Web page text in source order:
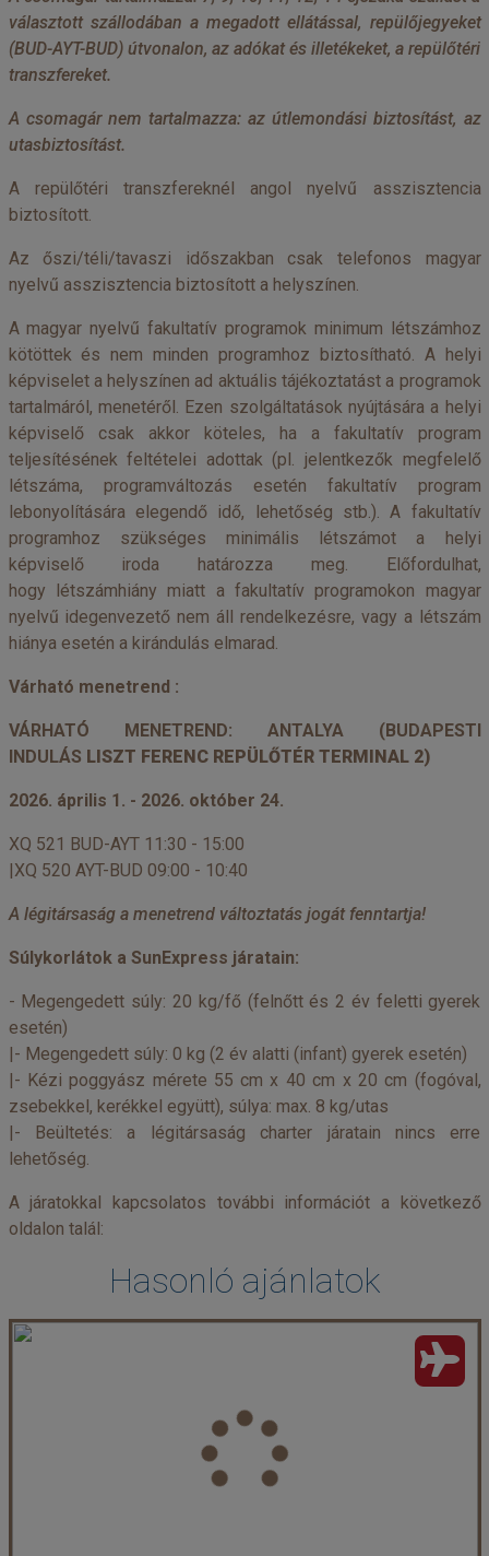
választott szállodában a megadott ellátással, repülőjegyeket
(BUD-AYT-BUD) útvonalon, az adókat és illetékeket, a repülőtéri
transzfereket.
A csomagár nem tartalmazza: az útlemondási biztosítást, az
utasbiztosítást.
A repülőtéri transzfereknél angol nyelvű asszisztencia
biztosított.
Az őszi/téli/tavaszi időszakban csak telefonos magyar
nyelvű asszisztencia biztosított a helyszínen.
A magyar nyelvű fakultatív programok minimum létszámhoz
kötöttek és nem minden programhoz biztosítható. A helyi
képviselet a helyszínen ad aktuális tájékoztatást a programok
tartalmáról, menetéről. Ezen szolgáltatások nyújtására a helyi
képviselő csak akkor köteles, ha a fakultatív program
teljesítésének feltételei adottak (pl. jelentkezők megfelelő
létszáma, programváltozás esetén fakultatív program
lebonyolítására elegendő idő, lehetőség stb.). A fakultatív
programhoz szükséges minimális létszámot a helyi
képviselő iroda határozza meg. Előfordulhat,
hogy létszámhiány miatt a fakultatív programokon magyar
nyelvű idegenvezető nem áll rendelkezésre, vagy a létszám
hiánya esetén a kirándulás elmarad.
Várható menetrend :
VÁRHATÓ MENETREND: ANTALYA (BUDAPESTI
INDULÁS LISZT FERENC REPÜLŐTÉR TERMINAL 2)
2026. április 1. - 2026. október 24.
XQ 521 BUD-AYT 11:30 - 15:00
|XQ 520 AYT-BUD 09:00 - 10:40
A légitársaság a menetrend változtatás jogát fenntartja!
Súlykorlátok a SunExpress járatain:
- Megengedett súly: 20 kg/fő (felnőtt és 2 év feletti gyerek
esetén)
|- Megengedett súly: 0 kg (2 év alatti (infant) gyerek esetén)
|- Kézi poggyász mérete 55 cm x 40 cm x 20 cm (fogóval,
zsebekkel, kerékkel együtt), súlya: max. 8 kg/utas
|- Beültetés: a légitársaság charter járatain nincs erre
lehetőség.
A járatokkal kapcsolatos további információt a következő
oldalon talál:
Hasonló ajánlatok